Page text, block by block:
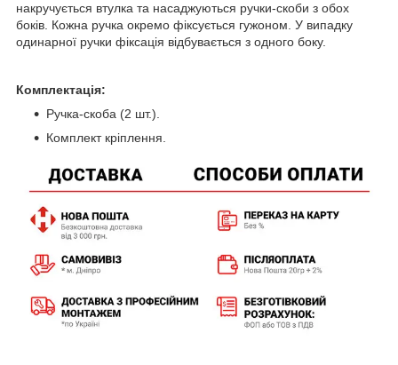
накручується втулка та насаджуються ручки-скоби з обох
боків. Кожна ручка окремо фіксується гужоном. У випадку
одинарної ручки фіксація відбувається з одного боку.
Комплектація:
Ручка-скоба (2 шт.).
Комплект кріплення.